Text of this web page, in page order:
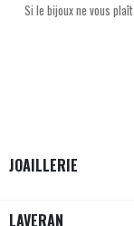
Si le bijoux ne vous
JOAILLERIE
LAVERAN